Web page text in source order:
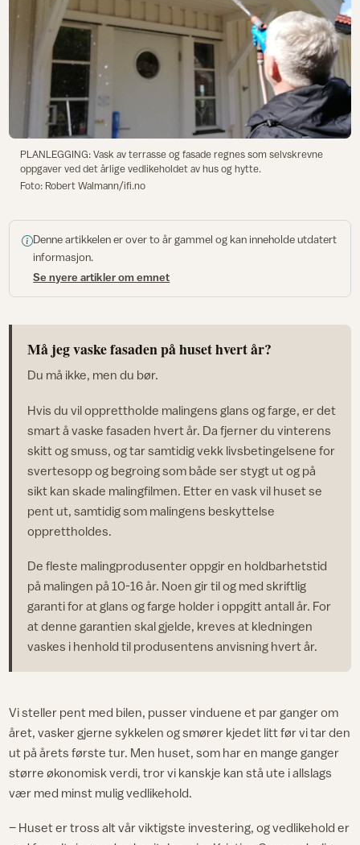
PLANLEGGING: Vask av terrasse og fasade regnes som selvskrevne
oppgaver ved det årlige vedlikeholdet av hus og hytte.
Foto: Robert Walmann/ifi.no
Denne artikkelen er over to år gammel og kan inneholde utdatert
informasjon.
Se nyere artikler om emnet
Må jeg vaske fasaden på huset hvert år?
Du må ikke, men du bør.
Hvis du vil opprettholde malingens glans og farge, er det
smart å vaske fasaden hvert år. Da fjerner du vinterens
skitt og smuss, og tar samtidig vekk livsbetingelsene for
svertesopp og begroing som både ser stygt ut og på
sikt kan skade malingfilmen. Etter en vask vil huset se
pent ut, samtidig som malingens beskyttelse
opprettholdes.
De fleste malingprodusenter oppgir en holdbarhetstid
på malingen på 10-16 år. Noen gir til og med skriftlig
garanti for at glans og farge holder i oppgitt antall år. For
at denne garantien skal gjelde, kreves at kledningen
vaskes i henhold til produsentens anvisning hvert år.
Vi steller pent med bilen, pusser vinduene et par ganger om
året, vasker gjerne sykkelen og smører kjedet litt før vi tar den
ut på årets første tur. Men huset, som har en mange ganger
større økonomisk verdi, tror vi kanskje kan stå ute i allslags
vær med minst mulig vedlikehold.
– Huset er tross alt vår viktigste investering, og vedlikehold er